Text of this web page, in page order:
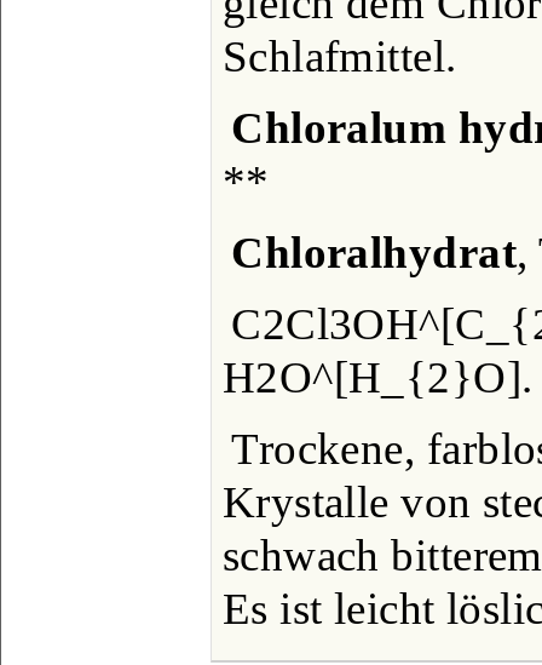
Schlafmittel.
Chloralum
**
Chloralhydrat,
H2O^[H_{2}O].
Trockene,
Krystalle von
schwach
Es ist leicht